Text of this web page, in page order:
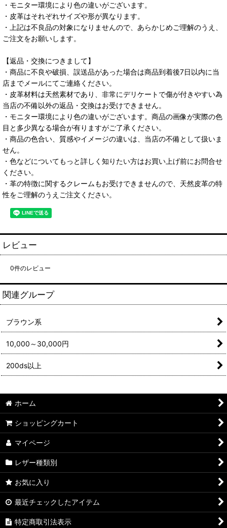
・モニター環境により色の違いがございます。
・皮革はそれぞれサイズや形が異なります。
・上記は不良品の対象になりませんので、あらかじめご理解のうえ、
ご注文をお願いします。
【返品・交換につきまして】
・商品に不良や破損、誤送品があった場合は商品到着後7日以内に当
店までメールにてご連絡ください。
・皮革材料は天然素材であり、非常にデリケートで傷が付きやすい為
当店の不備以外の返品・交換はお受けできません。
・モニター環境により色の違いがございます。商品の画像が実際の色
目と多少異なる場合が有りますがご了承ください。
・商品の色合い、質感やイメージの違いは、当店の不備として扱いま
せん。
・色などについてもっと詳しく知りたい方はお買い上げ前にお問合せ
ください。
・革の特徴に関するクレームもお受けできませんので、天然皮革の特
性をご理解のうえご注文ください。
レビュー
0件のレビュー
関連グループ
ブラウン系
10,000～30,000円
200ds以上
ホーム
ショッピングカート
マイページ
レザー種類別
お気に入り
最近チェックしたアイテム
特定商取引法表示